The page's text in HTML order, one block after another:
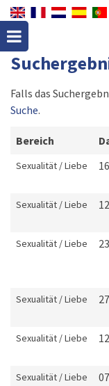
Falls das
Suche.
Bereich
Sexualität / Liebe
Sexualität / Liebe
Sexualität / Liebe
Sexualität / Liebe
Sexualität / Liebe
Sexualität / Liebe